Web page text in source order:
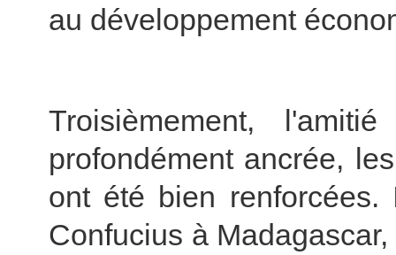
au développement
Troisièmement,
profondément ancrée,
ont été bien
Confucius à